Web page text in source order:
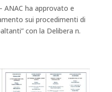
ANAC ha approvato e
sui procedimenti di
con la Delibera n.